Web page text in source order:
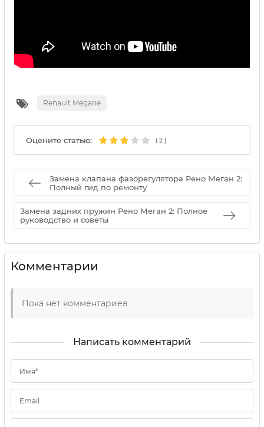
Renault Megane
Оцените статью: ( 2 )
Замена клапана фазорегулятора Рено Меган 2:
Полный гид по ремонту
Замена задних пружин Рено Меган 2: Полное
руководство и советы
Комментарии
Пока нет комментариев
Написать комментарий
Имя*
Email